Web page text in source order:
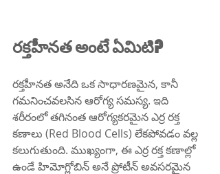
రక్తహీనత అంటే ఏమిటి?
రక్తహీనత అనేది ఒక సాధారణమైన, కానీ
గమనించవలసిన ఆరోగ్య సమస్య. ఇది
శరీరంలో తగినంత ఆరోగ్యకరమైన ఎర్ర రక్త
కణాలు (Red Blood Cells) లేకపోవడం వల్ల
కలుగుతుంది. ముఖ్యంగా, ఈ ఎర్ర రక్త కణాల్లో
ఉండే హిమోగ్లోబిన్ అనే ప్రోటీన్ అవసరమైన